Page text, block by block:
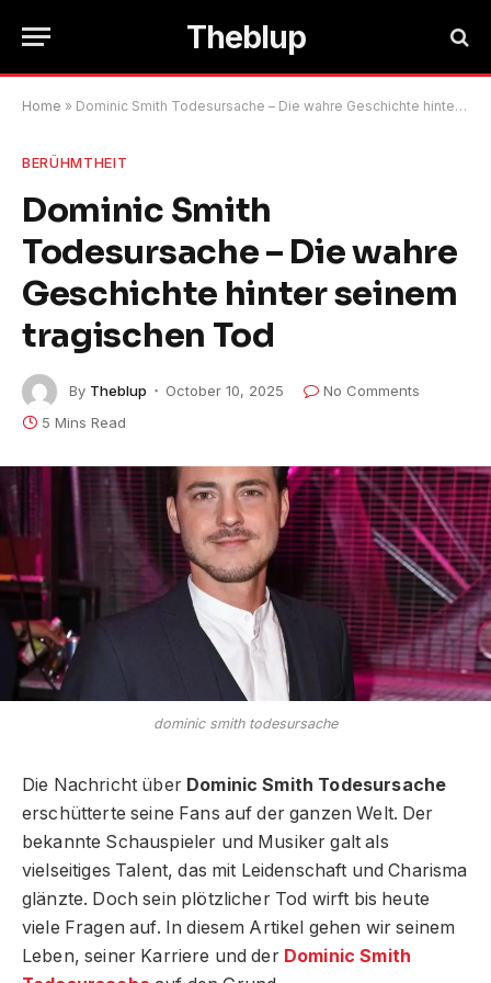
Theblup
Home » Dominic Smith Todesursache – Die wahre Geschichte hinter seinem tragischen Tod
BERÜHMTHEIT
Dominic Smith
Todesursache – Die wahre
Geschichte hinter seinem
tragischen Tod
By Theblup October 10, 2025
No Comments
5 Mins Read
dominic smith todesursache
Die Nachricht über Dominic Smith Todesursache
erschütterte seine Fans auf der ganzen Welt. Der
bekannte Schauspieler und Musiker galt als
vielseitiges Talent, das mit Leidenschaft und Charisma
glänzte. Doch sein plötzlicher Tod wirft bis heute
viele Fragen auf. In diesem Artikel gehen wir seinem
Leben, seiner Karriere und der Dominic Smith